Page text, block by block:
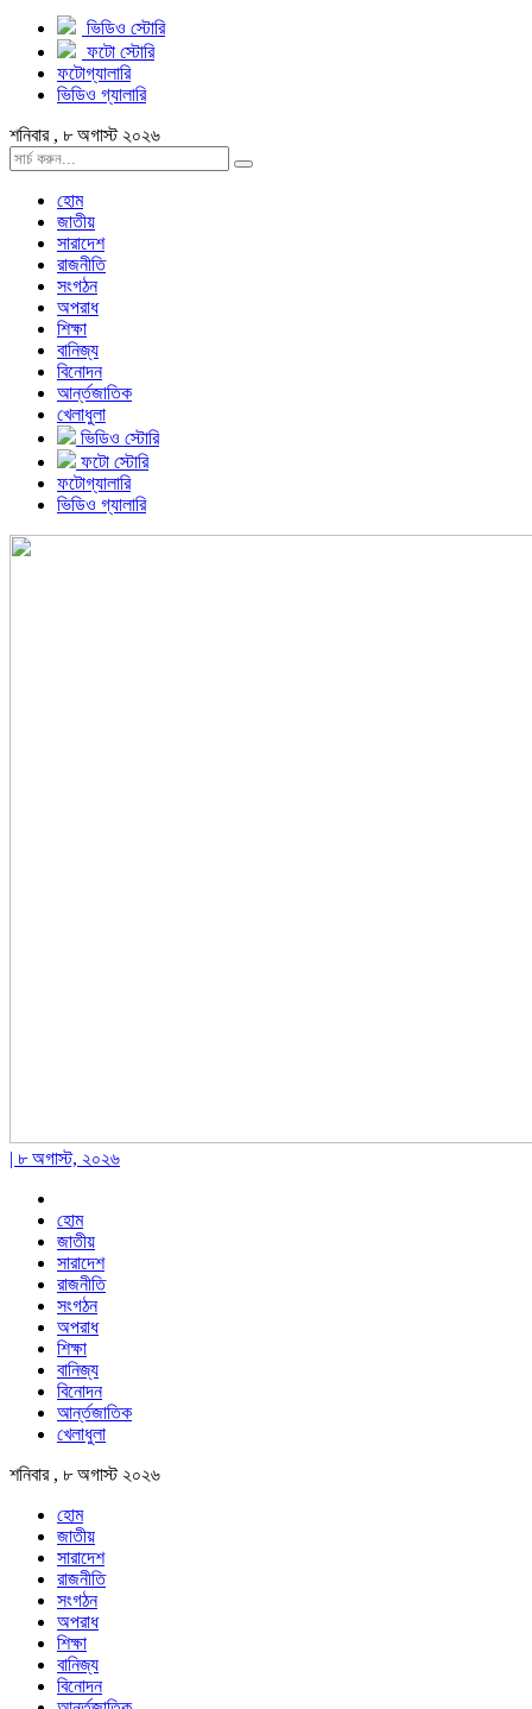
ভিডিও স্টোরি
ফটো স্টোরি
ফটোগ্যালারি
ভিডিও গ্যালারি
শনিবার , ৮ অগাস্ট ২০২৬
হোম
জাতীয়
সারাদেশ
রাজনীতি
সংগঠন
অপরাধ
শিক্ষা
বানিজ্য
বিনোদন
আর্ন্তজাতিক
খেলাধুলা
ভিডিও স্টোরি
ফটো স্টোরি
ফটোগ্যালারি
ভিডিও গ্যালারি
| ৮ অগাস্ট, ২০২৬
হোম
জাতীয়
সারাদেশ
রাজনীতি
সংগঠন
অপরাধ
শিক্ষা
বানিজ্য
বিনোদন
আর্ন্তজাতিক
খেলাধুলা
শনিবার , ৮ অগাস্ট ২০২৬
হোম
জাতীয়
সারাদেশ
রাজনীতি
সংগঠন
অপরাধ
শিক্ষা
বানিজ্য
বিনোদন